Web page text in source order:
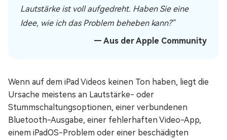
Lautstärke ist voll aufgedreht. Haben Sie eine
Idee, wie ich das Problem beheben kann?"
— Aus der Apple Community
Wenn auf dem iPad Videos keinen Ton haben, liegt die
Ursache meistens an Lautstärke- oder
Stummschaltungsoptionen, einer verbundenen
Bluetooth-Ausgabe, einer fehlerhaften Video-App,
einem iPadOS-Problem oder einer beschädigten